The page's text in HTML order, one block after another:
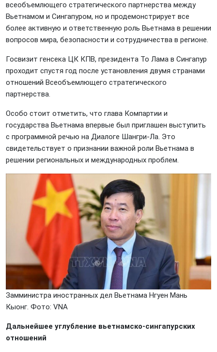
всеобъемлющего стратегического партнерства между
Вьетнамом и Сингапуром, но и продемонстрирует все
более активную и ответственную роль Вьетнама в решении
вопросов мира, безопасности и сотрудничества в регионе.
Госвизит генсека ЦК КПВ, президента То Лама в Сингапур
проходит спустя год после установления двумя странами
отношений Всеобъемлющего стратегического
партнерства.
Особо стоит отметить, что глава Компартии и
государства Вьетнама впервые был приглашен выступить
с программной речью на Диалоге Шангри-Ла. Это
свидетельствует о признании важной роли Вьетнама в
решении региональных и международных проблем.
Замминистра иностранных дел Вьетнама Нгуен Мань
Кыонг. Фото: VNА
Дальнейшее углубление вьетнамско-сингапурских
отношений